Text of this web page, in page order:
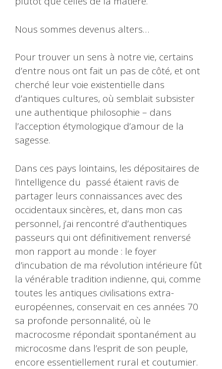
Nous sommes devenus alters…
Pour trouver un sens à notre vie, certains
d’entre nous ont fait un pas de côté, et ont
cherché leur voie existentielle dans
d’antiques cultures, où semblait subsister
une authentique philosophie – dans
l’acception étymologique d’amour de la
sagesse.
Dans ces pays lointains, les dépositaires de
l’intelligence du passé étaient ravis de
partager leurs connaissances avec des
occidentaux sincères, et, dans mon cas
personnel, j’ai rencontré d’authentiques
passeurs qui ont définitivement renversé
mon rapport au monde : le foyer
d’incubation de ma révolution intérieure fût
la vénérable tradition indienne, qui, comme
toutes les antiques civilisations extra-
européennes, conservait en ces années 70
sa profonde personnalité, où le
macrocosme répondait spontanément au
microcosme dans l’esprit de son peuple,
encore essentiellement rural et coutumier.